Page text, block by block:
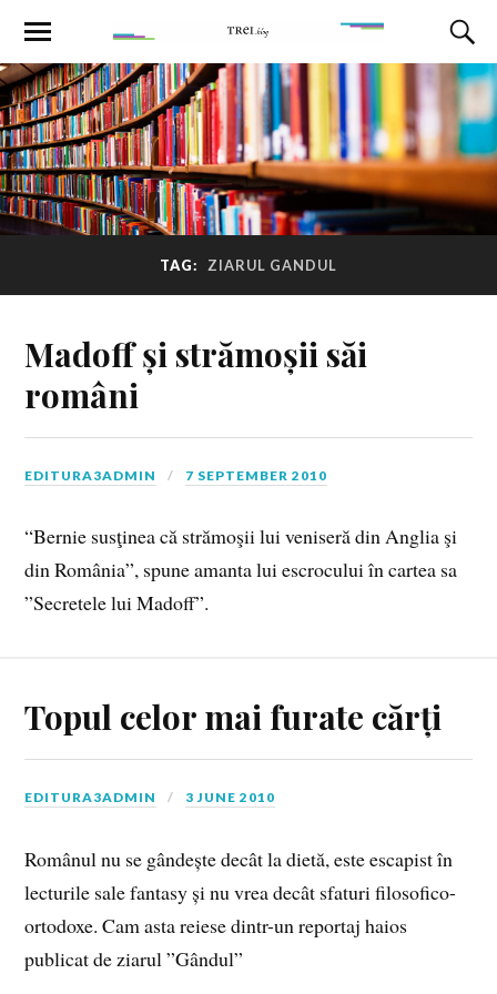
TAG: ZIARUL GANDUL
Madoff și strămoșii săi
români
EDITURA3ADMIN 7 SEPTEMBER 2010
“Bernie susţinea că strămoşii lui veniseră din Anglia şi
din România”, spune amanta lui escrocului în cartea sa
”Secretele lui Madoff”.
Topul celor mai furate cărți
EDITURA3ADMIN 3 JUNE 2010
Românul nu se gândește decât la dietă, este escapist în
lecturile sale fantasy și nu vrea decât sfaturi filosofico-
ortodoxe. Cam asta reiese dintr-un reportaj haios
publicat de ziarul ”Gândul”